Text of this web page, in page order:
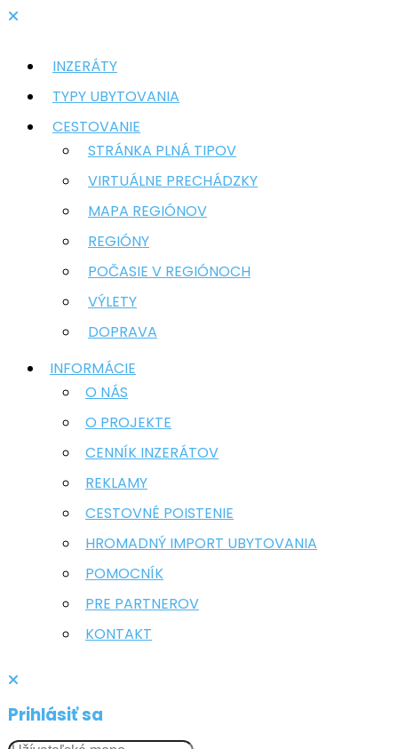
INZERÁTY
TYPY UBYTOVANIA
CESTOVANIE
STRÁNKA PLNÁ TIPOV
VIRTUÁLNE PRECHÁDZKY
MAPA REGIÓNOV
REGIÓNY
POČASIE V REGIÓNOCH
VÝLETY
DOPRAVA
INFORMÁCIE
O NÁS
O PROJEKTE
CENNÍK INZERÁTOV
REKLAMY
CESTOVNÉ POISTENIE
HROMADNÝ IMPORT UBYTOVANIA
POMOCNÍK
PRE PARTNEROV
KONTAKT
Prihlásiť sa